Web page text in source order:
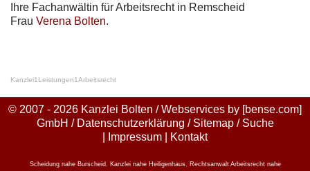
Ihre Fachanwältin für Arbeitsrecht in Remscheid
Frau Verena Bolten.
Kanzlei1 Leistungen1Arbeitsrecht
© 2007 - 2026 Kanzlei Bolten / Webservices by [bense.com]
GmbH / Datenschutzerklärung / Sitemap/ Suche
Impressum Kontakt
Scheidung nahe Burscheid Kanzlei nahe Heiligenhaus, Rechtsanwalt Arbeitsrecht nahe